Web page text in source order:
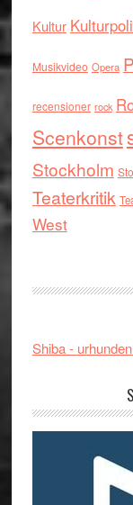
Kultur
Musikvideo Opera
recensioner rock
Scenkonst
Stockholm
Teaterkritik
West
Shiba -